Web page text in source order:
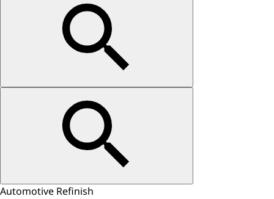
Automotive Refinish